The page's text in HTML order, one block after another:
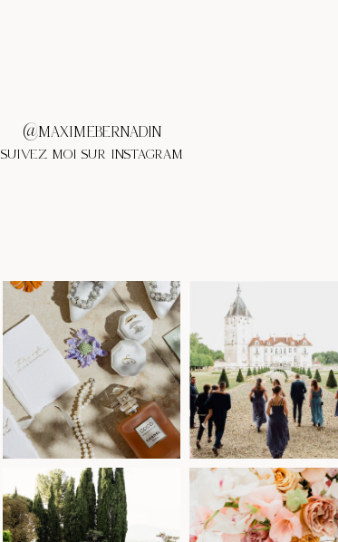
@MAXIMEBERNADIN
SUIVEZ MOI SUR INSTAGRAM